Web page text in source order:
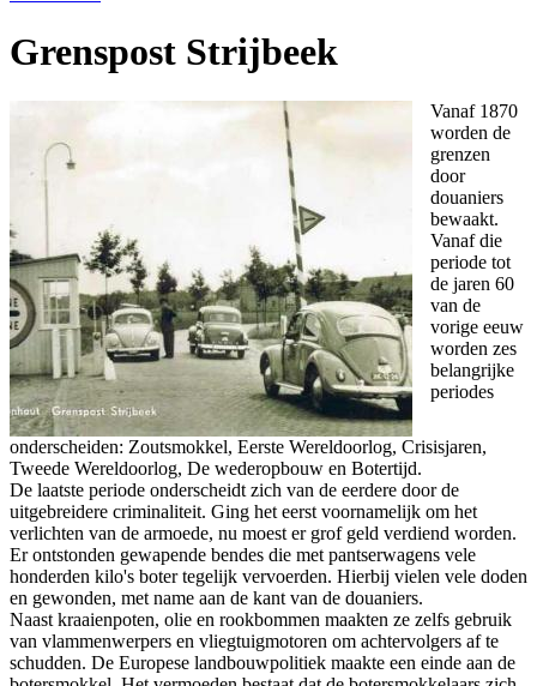
Grenspost Strijbeek
Vanaf 1870
worden de
grenzen
door
douaniers
bewaakt.
Vanaf die
periode tot
de jaren 60
van de
vorige eeuw
worden zes
belangrijke
periodes
onderscheiden: Zoutsmokkel, Eerste Wereldoorlog, Crisisjaren,
Tweede Wereldoorlog, De wederopbouw en Botertijd.
De laatste periode onderscheidt zich van de eerdere door de
uitgebreidere criminaliteit. Ging het eerst voornamelijk om het
verlichten van de armoede, nu moest er grof geld verdiend worden.
Er ontstonden gewapende bendes die met pantserwagens vele
honderden kilo's boter tegelijk vervoerden. Hierbij vielen vele doden
en gewonden, met name aan de kant van de douaniers.
Naast kraaienpoten, olie en rookbommen maakten ze zelfs gebruik
van vlammenwerpers en vliegtuigmotoren om achtervolgers af te
schudden. De Europese landbouwpolitiek maakte een einde aan de